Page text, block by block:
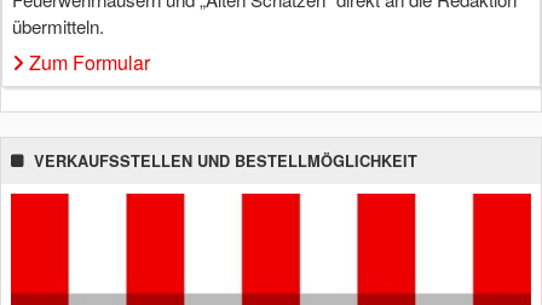
übermitteln.
Zum Formular
VERKAUFSSTELLEN UND BESTELLMÖGLICHKEIT